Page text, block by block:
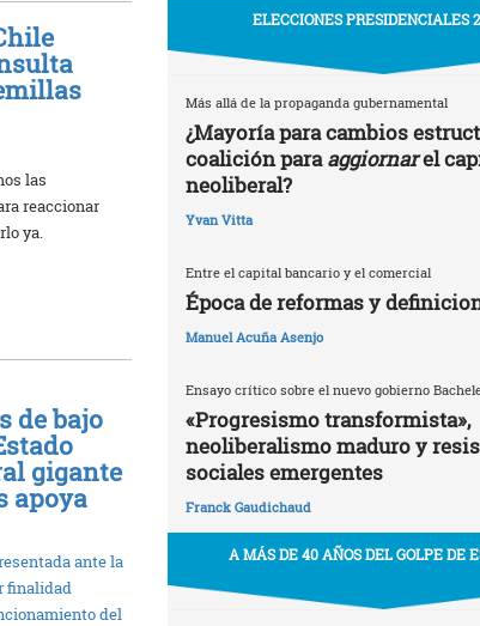
las
reaccionar
ya.
de bajo
gigante
apoya
ante la
finalidad
del
ELECCIONES PRESIDENCIALES
Más allá de la propaganda gubernamental
¿Mayoría para cambios
coalición paraaggiornarel
neoliberal?
Yvan Vitta
Entre el capital bancario y el comercial
Época de reformas y
Manuel Acuña Asenjo
Ensayo crítico sobre el nuevo gobierno
«Progresismo transformista»,
neoliberalismo maduro y
sociales emergentes
Franck Gaudichaud
A MÁS DE 40 AÑOS DEL GOLPE DE